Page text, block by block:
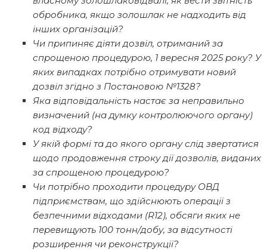
обробника, якщо золошлак не надходить від
інших організацій?
Чи припиняє діяти дозвіл, отриманий за
спрощеною процедурою, 1 вересня 2025 року? У
яких випадках потрібно отримувати новий
дозвіл згідно з Постановою №1328?
Яка відповідальність настає за неправильно
визначений (на думку контролюючого органу)
код відходу?
У якій формі та до якого органу слід звертатися
щодо продовження строку дії дозволів, виданих
за спрощеною процедурою?
Чи потрібно проходити процедуру ОВД
підприємствам, що здійснюють операції з
безпечними відходами (R12), обсяги яких не
перевищують 100 тонн/добу, за відсутності
розширення чи реконструкції?